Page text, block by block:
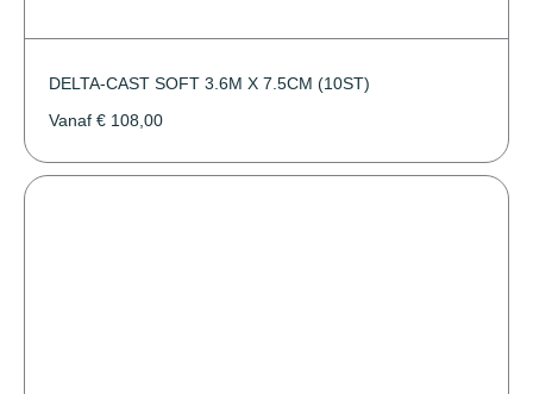
DELTA-CAST SOFT 3.6M X 7.5CM (10ST)
Vanaf € 108,00